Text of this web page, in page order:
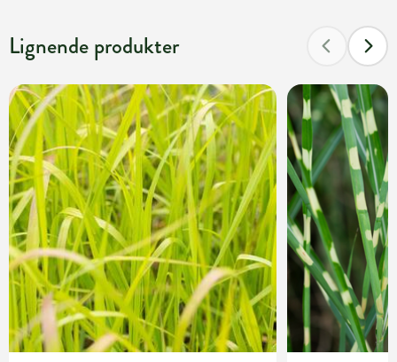
Lignende produkter